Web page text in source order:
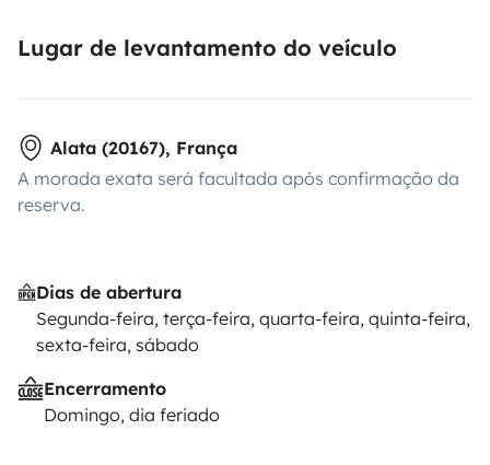
Lugar de levantamento do veículo
Alata (20167), França
A morada exata será facultada após confirmação da
reserva.
Dias de abertura
Segunda-feira, terça-feira, quarta-feira, quinta-feira,
sexta-feira, sábado
Encerramento
Domingo, dia feriado